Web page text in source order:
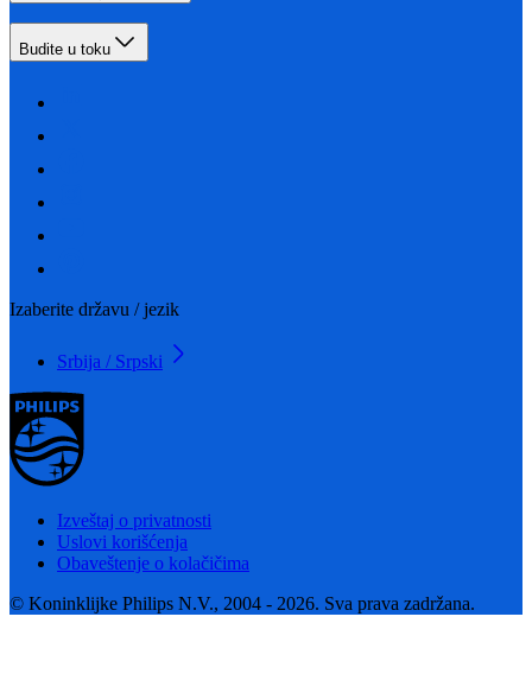
Budite u toku
Izaberite državu / jezik
Srbija / Srpski
Izveštaj o privatnosti
Uslovi korišćenja
Obaveštenje o kolačičima
© Koninklijke Philips N.V., 2004 - 2026. Sva prava zadržana.